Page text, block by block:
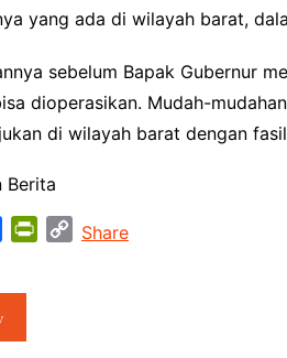
yang ada di wilayah barat,
sebelum Bapak Gubernur
dioperasikan. Mudah-
di wilayah barat dengan
Berita
CShare